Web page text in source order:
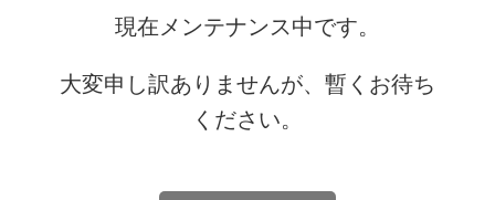
現在メンテナンス中です。
大変申し訳ありませんが、暫くお待ち
ください。